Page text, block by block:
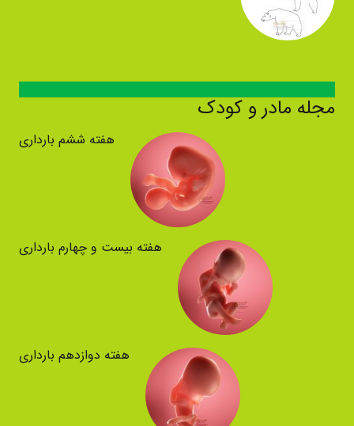
مجله مادر و کودک
هفته ششم بارداری
هفته بیست و چهارم بارداری
هفته دوازدهم بارداری